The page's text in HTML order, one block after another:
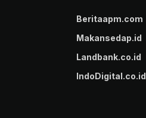
Beritaapm.com
Makansedap.id
Landbank.co.id
IndoDigital.co.id